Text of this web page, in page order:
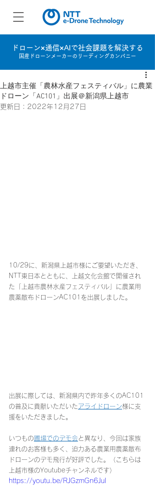
ドローン×通信×AIで社会課題を解決する
国産ドローンメーカーのリーディングカンパニー
上越市主催「農林水産フェスティバル」に農業
ドローン「AC101」出展＠新潟県上越市
更新日： 2022年12月27日
10/29に、新潟県上越市様にご要望いただき、
NTT東日本とともに、上越文化会館で開催され
た「上越市農林水産フェスティバル」に農業用
農薬散布ドローンAC101を出展しました。
出展に際しては、新潟県内で昨年多くのAC101
の普及に貢献いただいた アライドローン様に支
援をいただきました。
いつもの 圃場でのデモ会と異なり、今回は家族
連れのお客様も多く、迫力ある農業用農薬散布
ドローンのデモ飛行が好評でした。（こちらは
上越市様のYoutubeチャンネルです）
https://youtu.be/RJGzmGn6JuI